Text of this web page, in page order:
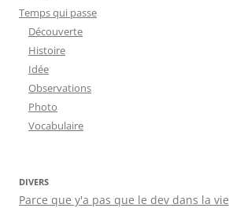
Temps qui passe
Découverte
Histoire
Idée
Observations
Photo
Vocabulaire
DIVERS
Parce que y'a pas que le dev dans la vie